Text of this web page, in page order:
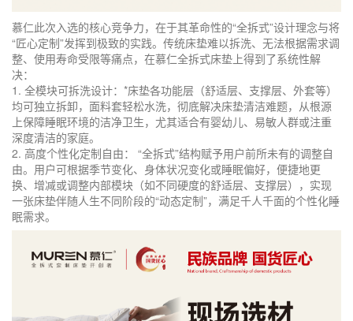
慕仁此次入选的核心竞争力，在于其革命性的“全拆式”设计理念与将
“匠心定制”发挥到极致的实践。传统床垫难以拆洗、无法根据需求调
整、使用寿命受限等痛点，在慕仁全拆式床垫上得到了系统性解
决：
1. 全模块可拆洗设计：*床垫各功能层（舒适层、支撑层、外套等）
均可独立拆卸，面料套轻松水洗，彻底解决床垫清洁难题，从根源
上保障睡眠环境的洁净卫生，尤其适合有婴幼儿、易敏人群或注重
深度清洁的家庭。
2. 高度个性化定制自由： “全拆式”结构赋予用户前所未有的调整自
由。用户可根据季节变化、身体状况变化或睡眠偏好，便捷地更
换、增减或调整内部模块（如不同硬度的舒适层、支撑层），实现
一张床垫伴随人生不同阶段的“动态定制”，满足千人千面的个性化睡
眠需求。